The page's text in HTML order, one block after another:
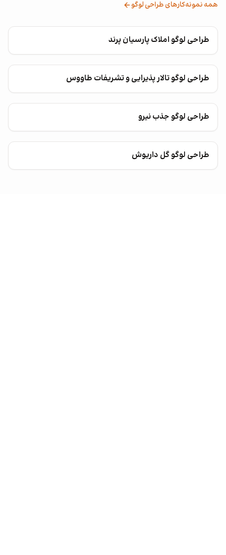
همه نمونه‌کارهای طراحی لوگو
طراحی لوگو املاک پارسیان پرند
طراحی لوگو تالار پذیرایی و تشریفات طاووس
طراحی لوگو جذب نیرو
طراحی لوگو گل داریوش